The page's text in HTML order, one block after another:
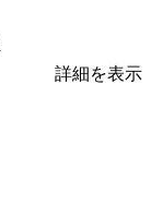
詳細を表示